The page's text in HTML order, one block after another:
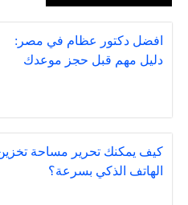
افضل دكتور عظام في مصر:
دليل مهم قبل حجز موعدك
كيف يمكنك تحرير مساحة
الهاتف الذكي بسرعة؟